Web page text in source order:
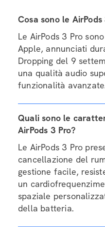
Cosa sono le
Le AirPods 3 Pro
Apple, annunciati
Dropping del 9
una qualità audio
funzionalità
Quali sono le
AirPods 3 Pro?
Le AirPods 3 Pro
cancellazione del
gestione facile,
un
spaziale
della batteria.